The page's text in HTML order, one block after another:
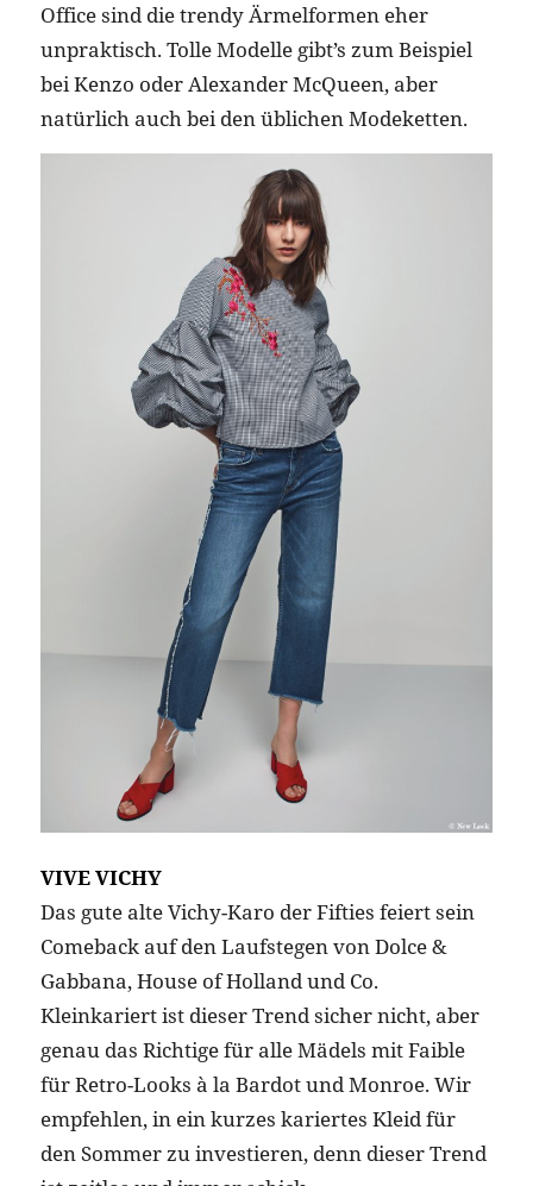
Office sind die trendy Ärmelformen eher
unpraktisch. Tolle Modelle gibt’s zum Beispiel
bei Kenzo oder Alexander McQueen, aber
natürlich auch bei den üblichen Modeketten.
VIVE VICHY
Das gute alte Vichy-Karo der Fifties feiert sein
Comeback auf den Laufstegen von Dolce &
Gabbana, House of Holland und Co.
Kleinkariert ist dieser Trend sicher nicht, aber
genau das Richtige für alle Mädels mit Faible
für Retro-Looks à la Bardot und Monroe. Wir
empfehlen, in ein kurzes kariertes Kleid für
den Sommer zu investieren, denn dieser Trend